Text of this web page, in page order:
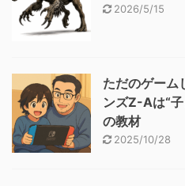
2026/5/15
ただのゲーム
ンズZ-Aは“
の教材
2025/10/28